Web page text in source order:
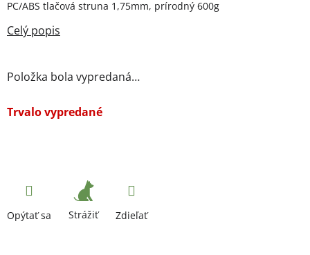
Trvalo vypredané
Položka bola vypredaná…
PC/ABS tlačová struna 1,75mm, prírodný 600g
Opýtať sa Strážiť Zdieľať